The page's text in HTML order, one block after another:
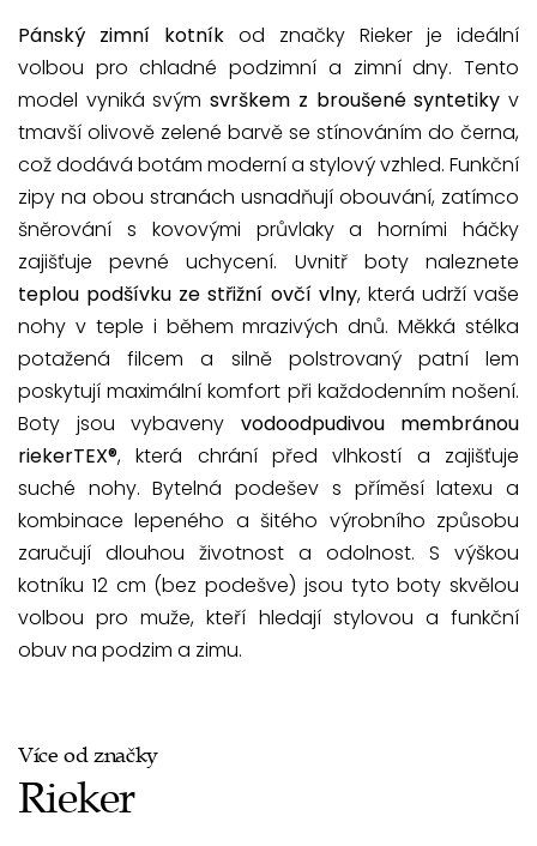
Pánský zimní kotník od značky Rieker je ideální
volbou pro chladné podzimní a zimní dny. Tento
model vyniká svýmsvrškem z broušené syntetiky v
tmavší olivově zelené barvě se stínováním do černa,
což dodává botám moderní a stylový vzhled. Funkční
zipy na obou stranách usnadňují obouvání, zatímco
šněrování s kovovými průvlaky a horními háčky
zajišťuje pevné uchycení. Uvnitř boty naleznete
teplou podšívku ze střižní ovčí vlny, která udrží vaše
nohy v teple i během mrazivých dnů. Měkká stélka
potažená filcem a silně polstrovaný patní lem
poskytují maximální komfort při každodenním nošení.
Boty jsou vybaveny vodoodpudivou membránou
riekerTEX®, která chrání před vlhkostí a zajišťuje
suché nohy. Bytelná podešev s příměsí latexu a
kombinace lepeného a šitého výrobního způsobu
zaručují dlouhou životnost a odolnost. S výškou
kotníku 12 cm (bez podešve) jsou tyto boty skvělou
volbou pro muže, kteří hledají stylovou a funkční
obuv na podzim a zimu.
Více od značky
Rieker